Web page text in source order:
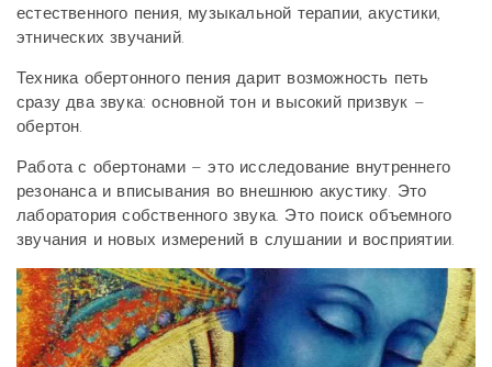
естественного пения, музыкальной терапии, акустики,
этнических звучаний.
Техника обертонного пения дарит возможность петь
сразу два звука: основной тон и высокий призвук –
обертон.
Работа с обертонами – это исследование внутреннего
резонанса и вписывания во внешнюю акустику. Это
лаборатория собственного звука. Это поиск объемного
звучания и новых измерений в слушании и восприятии.